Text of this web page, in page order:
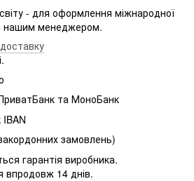
- для оформлення міжнародної
нашим менеджером.
та МоноБанк
замовлень)
гарантія виробника.
впродовж 14 днів.